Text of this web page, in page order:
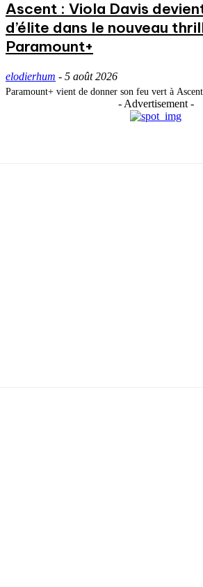
Ascent : Viola Davis
d’élite dans le nouveau
Paramount+
elodierhum - 5 août 2026
Paramount+ vient de donner son feu vert à
- Advertisement -